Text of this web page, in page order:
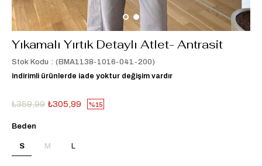
Yıkamalı Yırtık Detaylı Atlet- Antrasit
Stok Kodu
(BMA1138-1016-041-200)
indirimli ürünlerde iade yoktur değişim vardır
₺359,99 ₺305,99 15
Beden
S M L